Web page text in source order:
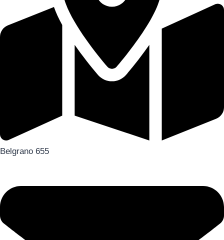
Belgrano 655